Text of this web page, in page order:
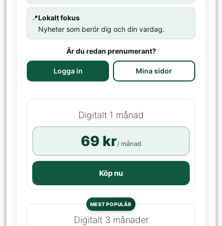
📍Lokalt fokus
Nyheter som berör dig och din vardag.
Är du redan prenumerant?
Logga in Mina sidor
Digitalt 1 månad
69 kr/ månad
Köp nu
MEST POPULÄR
Digitalt 3 månader